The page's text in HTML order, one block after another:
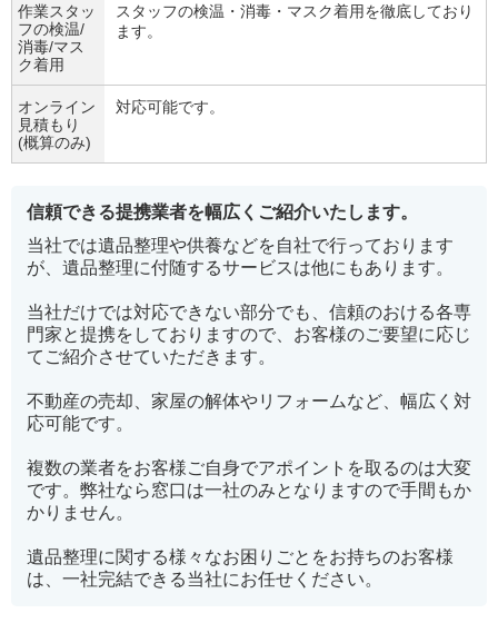
作業スタッ
フの検温/
消毒/マス
ク着用
スタッフの検温・消毒・マスク着用を徹底しており
ます。
オンライン
見積もり
(概算のみ)
対応可能です。
信頼できる提携業者を幅広くご紹介いたします。
当社では遺品整理や供養などを自社で行っております
が、遺品整理に付随するサービスは他にもあります。
当社だけでは対応できない部分でも、信頼のおける各専
門家と提携をしておりますので、お客様のご要望に応じ
てご紹介させていただきます。
不動産の売却、家屋の解体やリフォームなど、幅広く対
応可能です。
複数の業者をお客様ご自身でアポイントを取るのは大変
です。弊社なら窓口は一社のみとなりますので手間もか
かりません。
遺品整理に関する様々なお困りごとをお持ちのお客様
は、一社完結できる当社にお任せください。